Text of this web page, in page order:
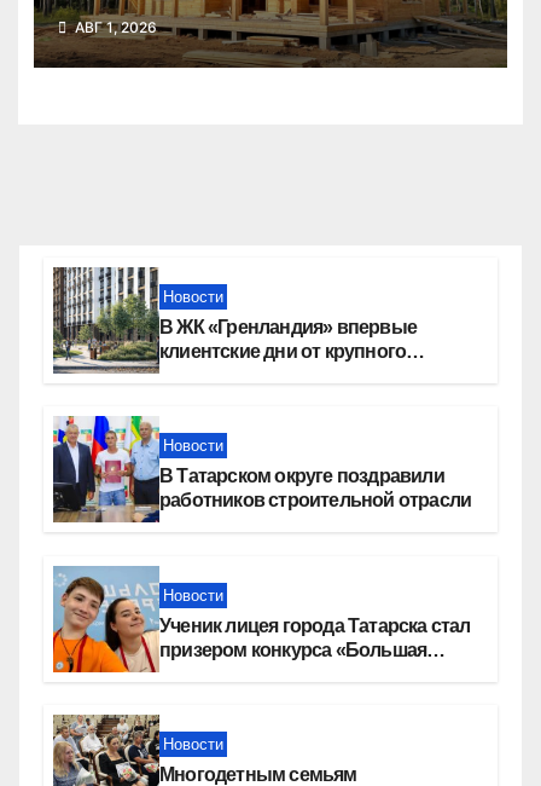
воспользовались почти 50
тысяч семей
АВГ 1, 2026
Новости
В ЖК «Гренландия» впервые
клиентские дни от крупного
Новости
В Татарском округе поздравили
работников строительной отрасли
Новости
Ученик лицея города Татарска стал
призером конкурса «Большая
Новости
Многодетным семьям